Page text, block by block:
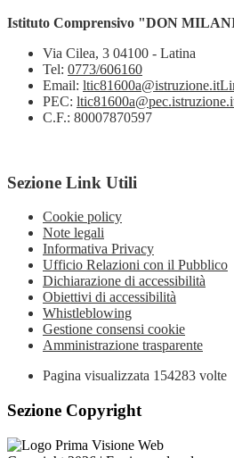
Istituto Comprensivo "DON
Via Cilea, 3 04100 - Latina
Tel: 0773/606160
Email: ltic81600a@istruzione.it
PEC:
C.F.: 80007870597
Sezione Link Utili
Cookie policy
Note legali
Informativa Privacy
Ufficio Relazioni con il Pubblico
Dichiarazione di accessibilità
Obiettivi di accessibilità
Whistleblowing
Gestione consensi cookie
Amministrazione trasparente
Pagina visualizzata 154283 volte
Sezione Copyright